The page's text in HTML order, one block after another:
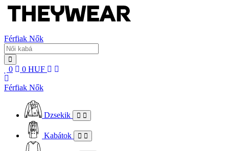
Férfiak Nők
0 0 HUF
Férfiak Nők
Dzsekik
Kabátok